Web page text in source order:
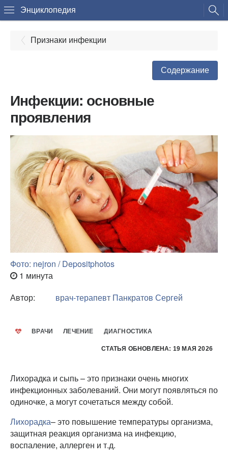
Энциклопедия
Признаки инфекции
Содержание
Инфекции: основные
проявления
Фото: nejron / Depositphotos
1 минута
Автор:
врач-терапевт Панкратов Сергей
ВРАЧИ ЛЕЧЕНИЕ ДИАГНОСТИКА
СТАТЬЯ ОБНОВЛЕНА: 19 МАЯ 2026
Лихорадка и сыпь – это признаки очень многих
инфекционных заболеваний. Они могут появляться по
одиночке, а могут сочетаться между собой.
Лихорадка– это повышение температуры организма,
защитная реакция организма на инфекцию,
воспаление, аллерген и т.д.